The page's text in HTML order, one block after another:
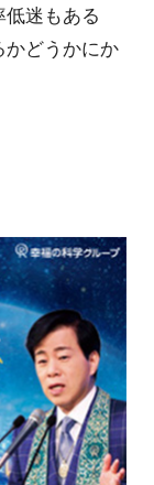
迷もある
どうかにか